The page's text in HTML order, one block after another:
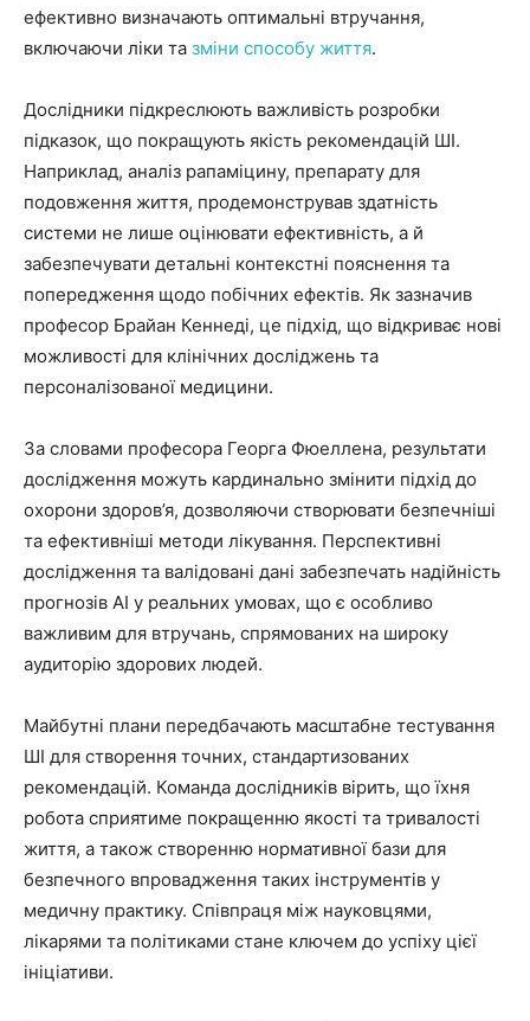
ефективно визначають оптимальні втручання,
включаючи ліки та зміни способу життя.
Дослідники підкреслюють важливість розробки
підказок, що покращують якість рекомендацій ШІ.
Наприклад, аналіз рапаміцину, препарату для
подовження життя, продемонстрував здатність
системи не лише оцінювати ефективність, а й
забезпечувати детальні контекстні пояснення та
попередження щодо побічних ефектів. Як зазначив
професор Брайан Кеннеді, це підхід, що відкриває нові
можливості для клінічних досліджень та
персоналізованої медицини.
За словами професора Георга Фюеллена, результати
дослідження можуть кардинально змінити підхід до
охорони здоров’я, дозволяючи створювати безпечніші
та ефективніші методи лікування. Перспективні
дослідження та валідовані дані забезпечать надійність
прогнозів AI у реальних умовах, що є особливо
важливим для втручань, спрямованих на широку
аудиторію здорових людей.
Майбутні плани передбачають масштабне тестування
ШІ для створення точних, стандартизованих
рекомендацій. Команда дослідників вірить, що їхня
робота сприятиме покращенню якості та тривалості
життя, а також створенню нормативної бази для
безпечного впровадження таких інструментів у
медичну практику. Співпраця між науковцями,
лікарями та політиками стане ключем до успіху цієї
ініціативи.